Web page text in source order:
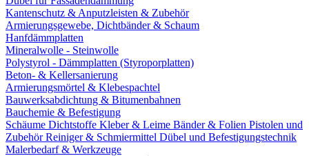
Kantenschutz & Anputzleisten & Zubehör
Armierungsgewebe, Dichtbänder & Schaum
Hanfdämmplatten
Mineralwolle - Steinwolle
Polystyrol - Dämmplatten (Styroporplatten)
Beton- & Kellersanierung
Armierungsmörtel & Klebespachtel
Bauwerksabdichtung & Bitumenbahnen
Bauchemie & Befestigung
Schäume Dichtstoffe Kleber & Leime Bänder & Folien Pistolen und
ZubehörReiniger & Schmiermittel Dübel und Befestigungstechnik
Malerbedarf & Werkzeuge